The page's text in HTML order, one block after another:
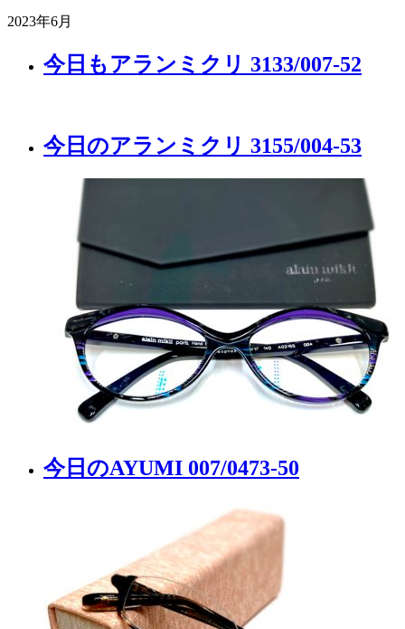
2023年6月
今日もアランミクリ 3133/007-52
今日のアランミクリ 3155/004-53
今日のAYUMI 007/0473-50